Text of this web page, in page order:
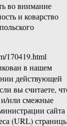
во внимание
и коварство
170419.html
в нашем
действующей
вы считаете,
и/или смежные
сайта
(URL)